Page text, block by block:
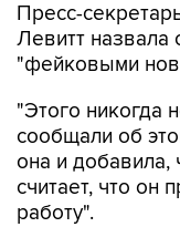
Пресс-
Левитт назвала
"фейковыми
"Этого никогда
сообщали об
она и добавила,
считает, что он
работу".